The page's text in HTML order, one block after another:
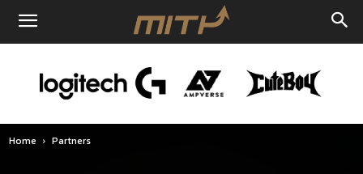
Home Partners